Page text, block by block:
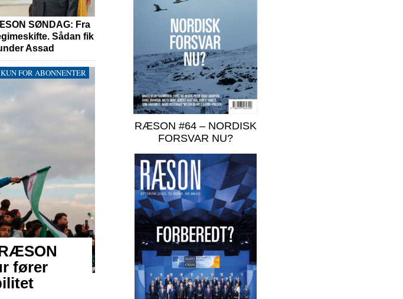
SØNDAG: Fra
Sådan fik
Assad
KUN FOR ABONNENTER
fører
RÆSON #64 – NORDISK
FORSVAR NU?